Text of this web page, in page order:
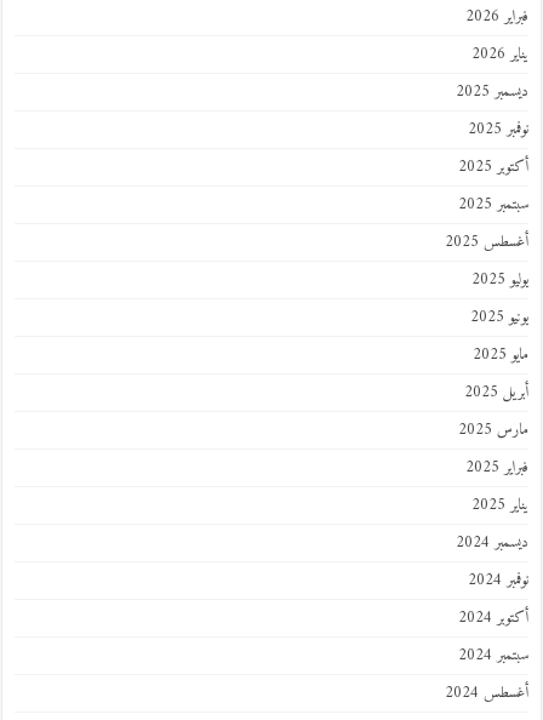
فبراير 2026
يناير 2026
ديسمبر 2025
نوفمبر 2025
أكتوبر 2025
سبتمبر 2025
أغسطس 2025
يوليو 2025
يونيو 2025
مايو 2025
أبريل 2025
مارس 2025
فبراير 2025
يناير 2025
ديسمبر 2024
نوفمبر 2024
أكتوبر 2024
سبتمبر 2024
أغسطس 2024